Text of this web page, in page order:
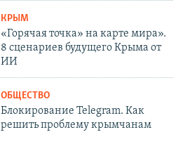
КРЫМ
«Горячая точка» на карте мира».
8 сценариев будущего Крыма от
ИИ
ОБЩЕСТВО
Блокирование Telegram. Как
решить проблему крымчанам